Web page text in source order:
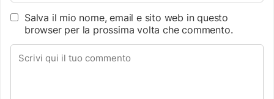
Salva il mio nome, email e sito web in questo
browser per la prossima volta che commento.